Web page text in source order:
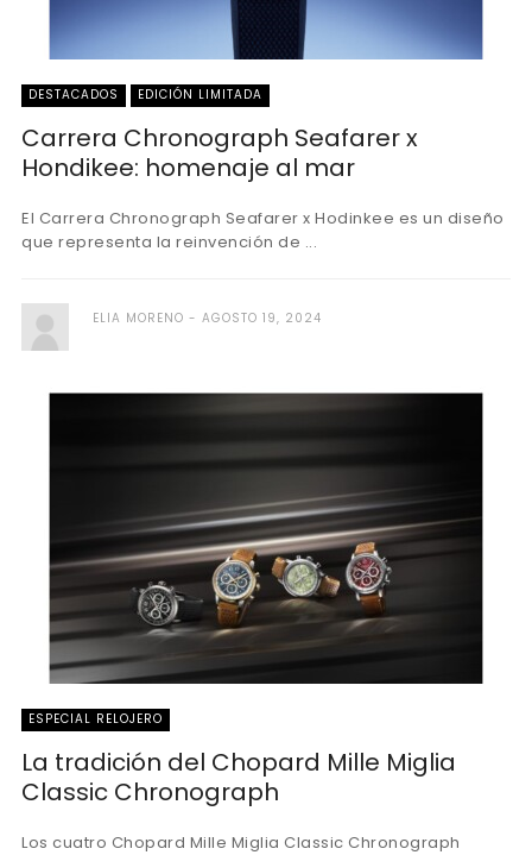
DESTACADOS EDICIÓN LIMITADA
Carrera Chronograph Seafarer x
Hondikee: homenaje al mar
El Carrera Chronograph Seafarer x Hodinkee es un diseño
que representa la reinvención de ...
ELIA MORENO AGOSTO 19, 2024
ESPECIAL RELOJERO
La tradición del Chopard Mille Miglia
Classic Chronograph
Los cuatro Chopard Mille Miglia Classic Chronograph